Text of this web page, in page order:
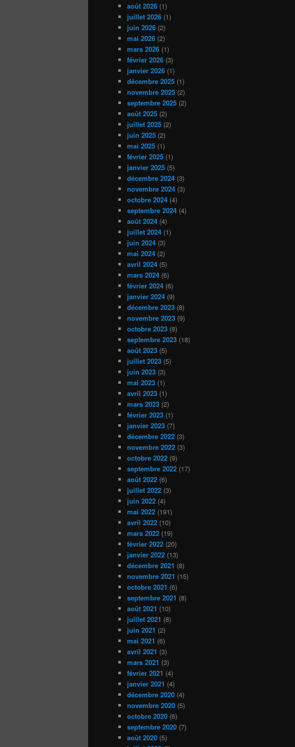
août 2026 (1)
juillet 2026 (1)
juin 2026 (2)
mai 2026 (2)
mars 2026 (1)
février 2026 (3)
janvier 2026 (1)
décembre 2025 (1)
novembre 2025 (2)
septembre 2025 (2)
août 2025 (2)
juillet 2025 (2)
juin 2025 (2)
mai 2025 (1)
février 2025 (1)
janvier 2025 (5)
décembre 2024 (3)
novembre 2024 (3)
octobre 2024 (4)
septembre 2024 (4)
août 2024 (4)
juillet 2024 (1)
juin 2024 (3)
mai 2024 (2)
avril 2024 (5)
mars 2024 (6)
février 2024 (6)
janvier 2024 (9)
décembre 2023 (8)
novembre 2023 (9)
octobre 2023 (8)
septembre 2023 (18)
août 2023 (5)
juillet 2023 (5)
juin 2023 (3)
mai 2023 (1)
avril 2023 (1)
mars 2023 (2)
février 2023 (1)
janvier 2023 (7)
décembre 2022 (3)
novembre 2022 (3)
octobre 2022 (9)
septembre 2022 (17)
août 2022 (6)
juillet 2022 (3)
juin 2022 (4)
mai 2022 (191)
avril 2022 (10)
mars 2022 (19)
février 2022 (20)
janvier 2022 (13)
décembre 2021 (8)
novembre 2021 (15)
octobre 2021 (6)
septembre 2021 (8)
août 2021 (10)
juillet 2021 (8)
juin 2021 (2)
mai 2021 (6)
avril 2021 (3)
mars 2021 (3)
février 2021 (4)
janvier 2021 (4)
décembre 2020 (4)
novembre 2020 (5)
octobre 2020 (6)
septembre 2020 (7)
août 2020 (5)